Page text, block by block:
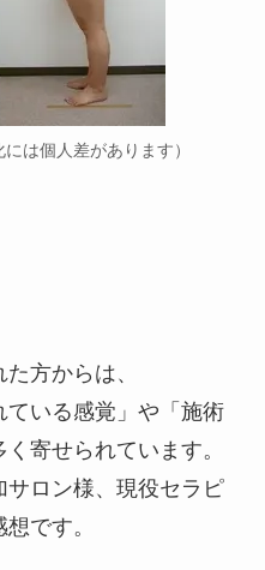
は個人差があります）
方からは、
ている感覚」や「施術
寄せられています。
サロン様、現役セラピ
です。